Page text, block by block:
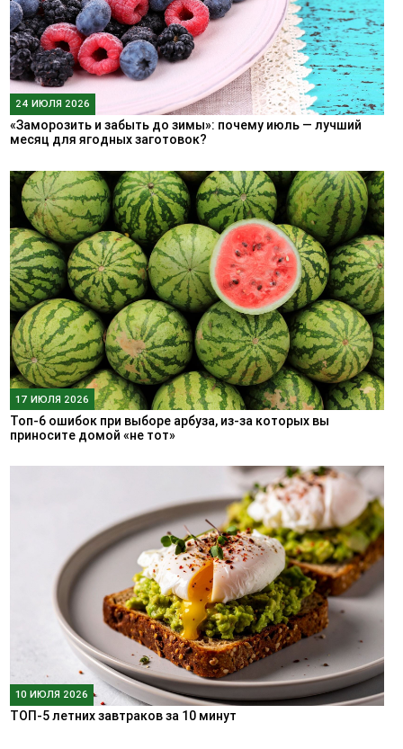
24 ИЮЛЯ 2026
«Заморозить и забыть до зимы»: почему июль — лучший
месяц для ягодных заготовок?
17 ИЮЛЯ 2026
Топ-6 ошибок при выборе арбуза, из-за которых вы
приносите домой «не тот»
10 ИЮЛЯ 2026
ТОП-5 летних завтраков за 10 минут